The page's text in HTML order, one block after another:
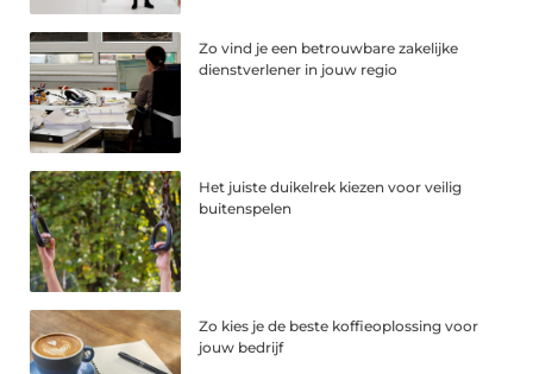
Zo vind je een betrouwbare zakelijke
dienstverlener in jouw regio
Het juiste duikelrek kiezen voor veilig
buitenspelen
Zo kies je de beste koffieoplossing voor
jouw bedrijf